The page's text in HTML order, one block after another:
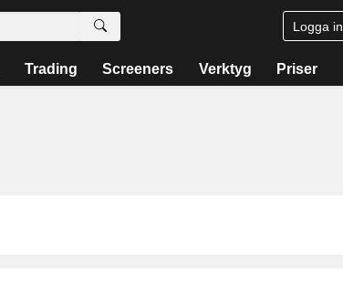
Logga in
Trading Screeners Verktyg Priser